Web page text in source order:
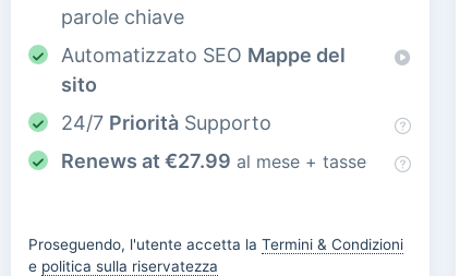
parole chiave
Automatizzato SEO Mappe del
sito
24/7 Priorità Supporto
Renews at €27.99 al mese + tasse
Proseguendo, l'utente accetta la Termini & Condizioni
e politica sulla riservatezza